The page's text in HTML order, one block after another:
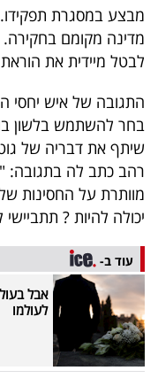
40
פעולה
דרושים
מייל
אדום
מבצע במסגרת תפקידו.
מדינה מקומם בחקירה.
לבטל מיידית את
התגובה של איש יחסי
בחר להשתמש בלשון
שיתף את דבריה של
רהב כתב לה בתגובה:
מוותרת על החסינות
יכולה להיות ? תתביישי
עוד ב-
אבל
לעולמו